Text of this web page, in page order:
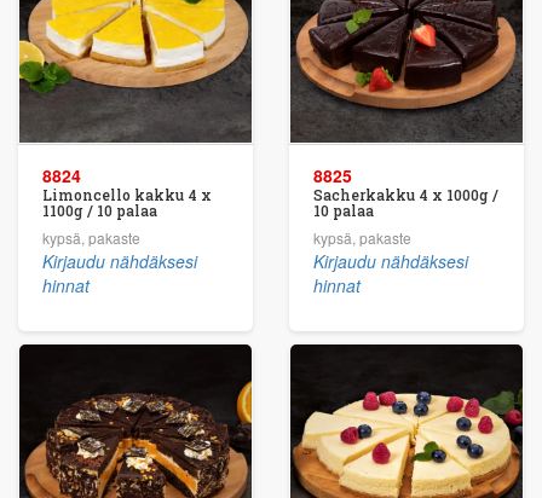
8824
Limoncello kakku 4 x
1100g / 10 palaa
kypsä, pakaste
Kirjaudu nähdäksesi
hinnat
8825
Sacherkakku 4 x 1000g /
10 palaa
kypsä, pakaste
Kirjaudu nähdäksesi
hinnat